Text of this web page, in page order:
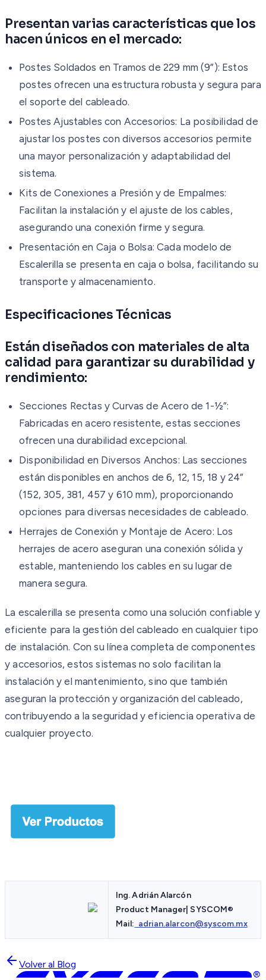
Presentan varias características que los
hacen únicos en el mercado:
Postes Soldados en Tramos de 229 mm (9”): Estos
postes ofrecen una estructura robusta y segura para
el soporte del cableado.
Postes Ajustables con Accesorios: La posibilidad de
ajustar los postes con diversos accesorios permite
una mayor personalización y adaptabilidad del
sistema.
Kits de Conexiones a Presión y de Empalmes:
Facilitan la instalación y el ajuste de los cables,
asegurando una conexión firme y segura.
Presentación en Caja o Bolsa: Cada modelo de
Escalerilla se presenta en caja o bolsa, facilitando su
transporte y almacenamiento.
Especificaciones Técnicas
Están diseñados con materiales de alta
calidad para garantizar su durabilidad y
rendimiento:
Secciones Rectas y Curvas de Acero de 1-½”:
Fabricadas en acero resistente, estas secciones
ofrecen una durabilidad excepcional.
Disponibilidad en Diversos Anchos: Las secciones
están disponibles en anchos de 6, 12, 15, 18 y 24”
(152, 305, 381, 457 y 610 mm), proporcionando
opciones para diversas necesidades de cableado.
Herrajes de Conexión y Montaje de Acero: Los
herrajes de acero aseguran una conexión sólida y
estable, manteniendo los cables en su lugar de
manera segura.
La escalerilla se presenta como una solución confiable y
eficiente para la gestión del cableado en cualquier tipo
de instalación. Con su línea completa de componentes
y accesorios, estos sistemas no solo facilitan la
instalación y el mantenimiento, sino que también
aseguran la protección y organización del cableado,
contribuyendo a la seguridad y eficiencia operativa de
cualquier proyecto.
Ing. Adrián Alarcón
Product Manager| SYSCOM®
Mail: adrian.alarcon@syscom.mx
Volver al Blog